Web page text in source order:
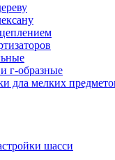
г-образные
дла мелких
шасси